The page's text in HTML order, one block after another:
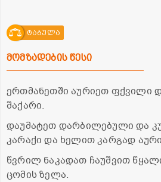
ტაბულა
მომზადების წესი
ერთმანეთში აურიეთ ფქვილი
შაქარი.
დაუმატეთ დარბილებული და
კარაქი და ხელით კარგად
წვრილ ნაკადათ ჩაუშვით
ცომის ზელა.